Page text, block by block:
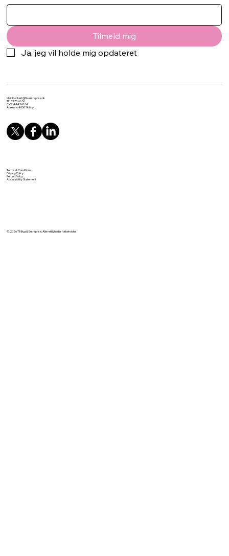
Tilmeld mig
Ja, jeg vil holde mig opdateret
Mail:Kontakt@tb-entreprise.dk
Tlf: 53 73 46 56
CVR: 44434164
Adresse: 4050 Skibby
Terms & Conditions
Privacy Policy
Refund Policy
Accessibility Statement
© 2026 TB Byg & Entreprise. Alle rettigheder forbeholdes.